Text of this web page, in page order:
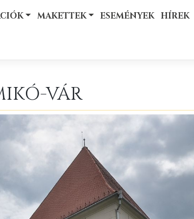
MAKETTEK ESEMÉNYEK HÍREK
VÁR